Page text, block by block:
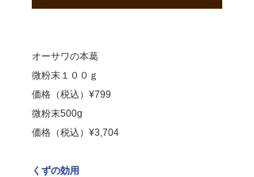
オーサワの本葛
微粉末１００ｇ
価格（税込）¥799
微粉末500g
価格（税込）¥3,704
くずの効用